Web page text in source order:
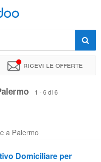
Ricevi le offerte
1 - 6 di 6
a Palermo
Domiciliare per